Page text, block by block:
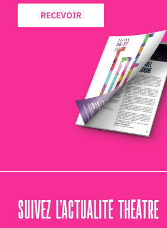
RECEVOIR
SUIVEZ L’ACTUALITÉ THÉÂTRE